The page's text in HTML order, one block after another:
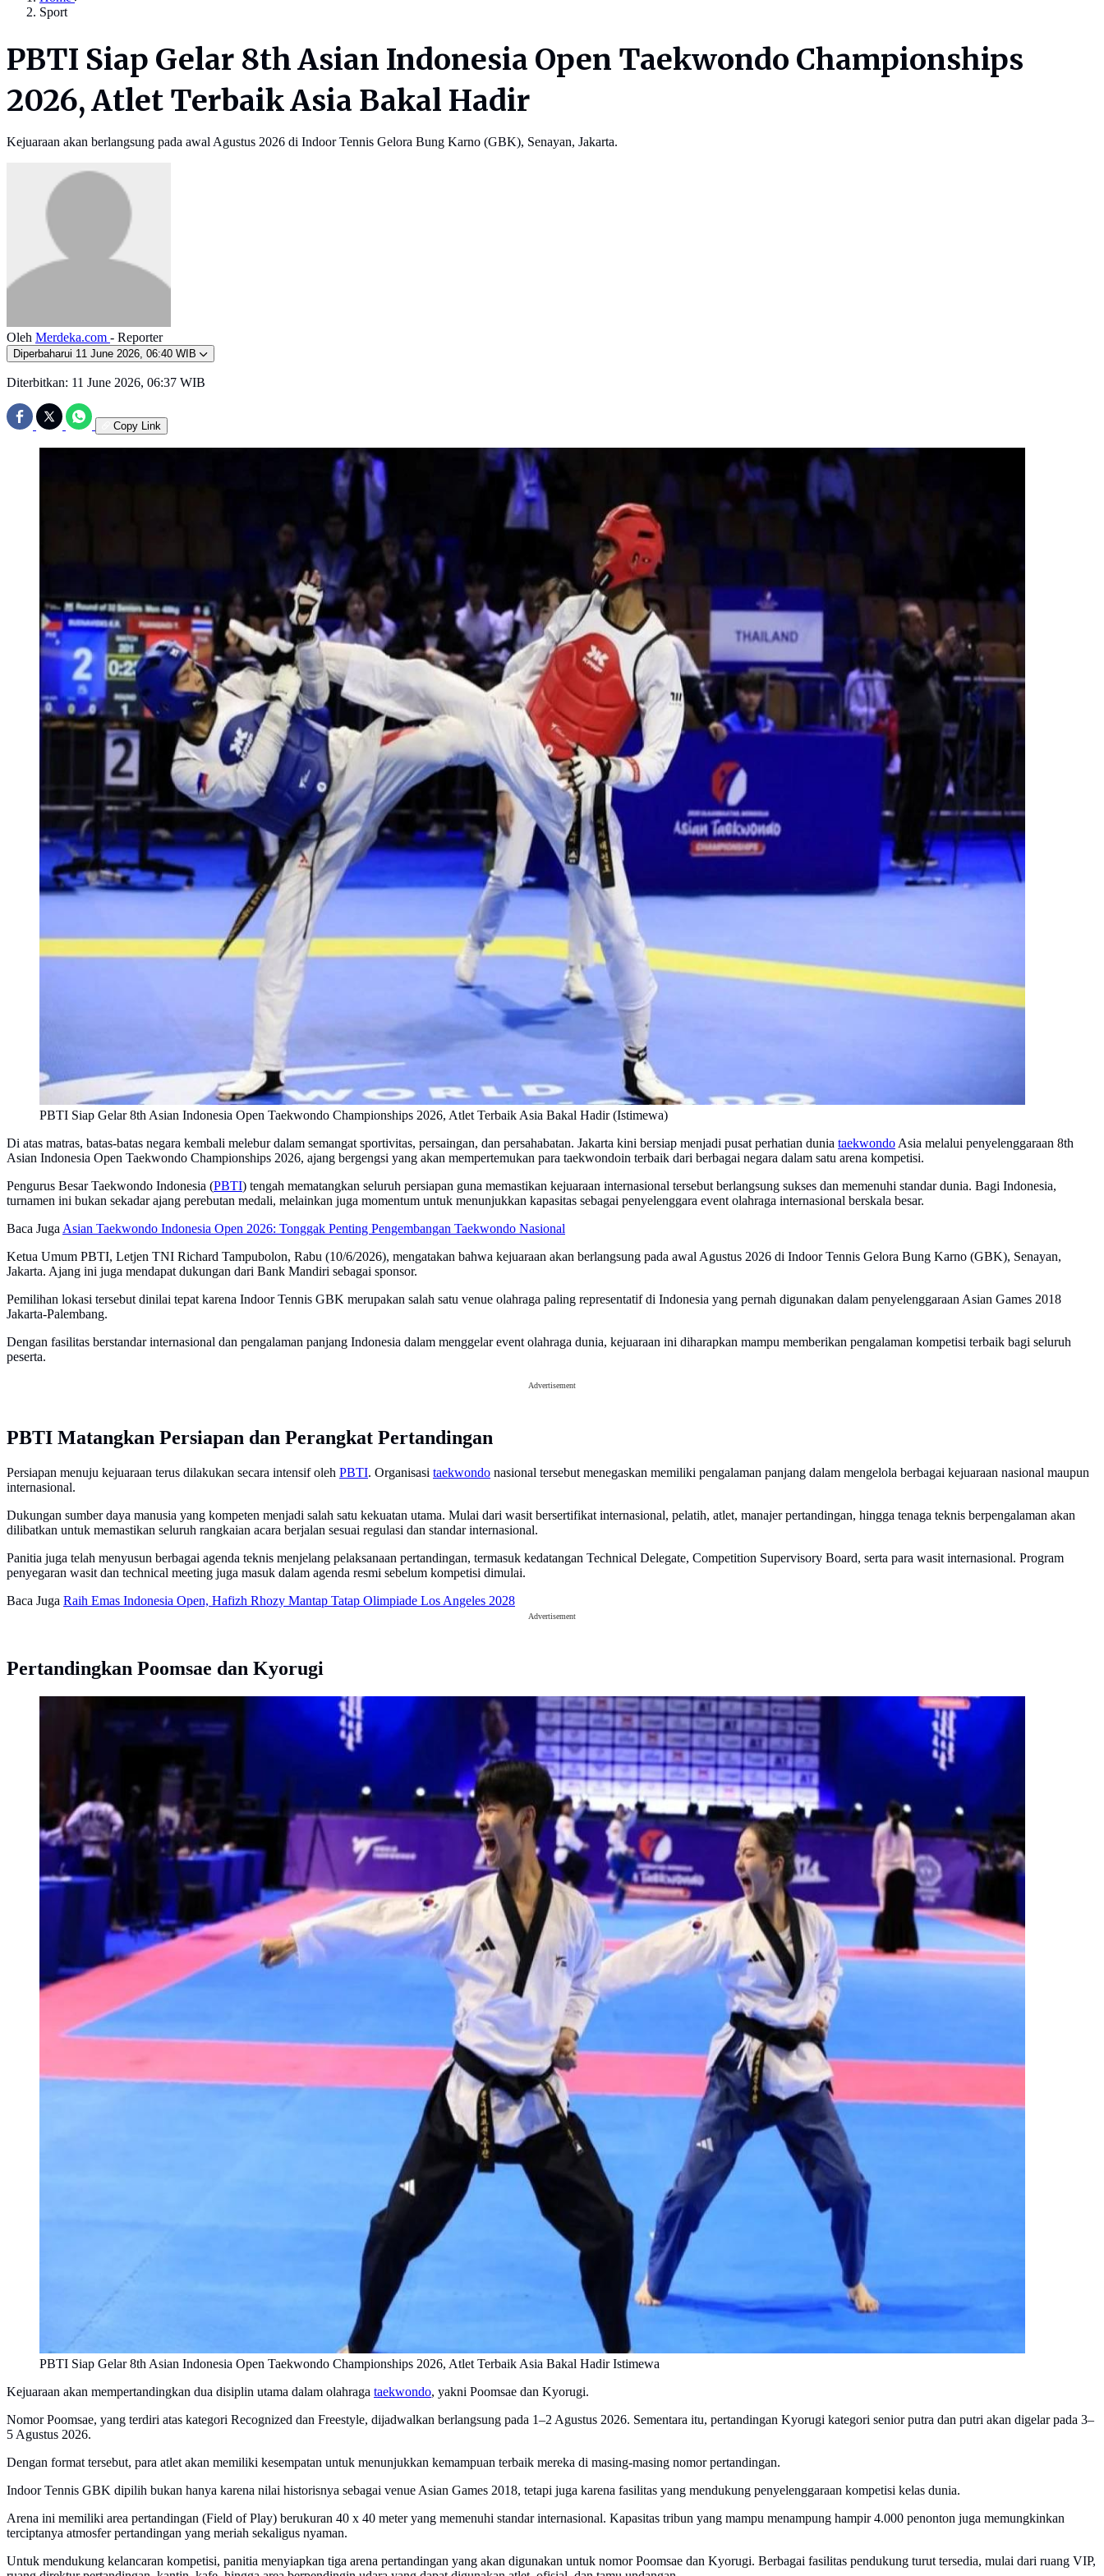
Sport
PBTI Siap Gelar 8th Asian Indonesia Open Taekwondo Championships
2026, Atlet Terbaik Asia Bakal Hadir
Kejuaraan akan berlangsung pada awal Agustus 2026 di Indoor Tennis Gelora Bung Karno (GBK), Senayan, Jakarta.
Oleh Merdeka.com - Reporter
Diperbaharui 11 June 2026, 06:40 WIB
Diterbitkan: 11 June 2026, 06:37 WIB
Copy Link
PBTI Siap Gelar 8th Asian Indonesia Open Taekwondo Championships 2026, Atlet Terbaik Asia Bakal Hadir (Istimewa)
Di atas matras, batas-batas negara kembali melebur dalam semangat sportivitas, persaingan, dan persahabatan. Jakarta kini bersiap menjadi pusat perhatian dunia taekwondo Asia melalui penyelenggaraan 8th
Asian Indonesia Open Taekwondo Championships 2026, ajang bergengsi yang akan mempertemukan para taekwondoin terbaik dari berbagai negara dalam satu arena kompetisi.
Pengurus Besar Taekwondo Indonesia (PBTI) tengah mematangkan seluruh persiapan guna memastikan kejuaraan internasional tersebut berlangsung sukses dan memenuhi standar dunia. Bagi Indonesia,
turnamen ini bukan sekadar ajang perebutan medali, melainkan juga momentum untuk menunjukkan kapasitas sebagai penyelenggara event olahraga internasional berskala besar.
Baca Juga Asian Taekwondo Indonesia Open 2026: Tonggak Penting Pengembangan Taekwondo Nasional
Ketua Umum PBTI, Letjen TNI Richard Tampubolon, Rabu (10/6/2026), mengatakan bahwa kejuaraan akan berlangsung pada awal Agustus 2026 di Indoor Tennis Gelora Bung Karno (GBK), Senayan,
Jakarta. Ajang ini juga mendapat dukungan dari Bank Mandiri sebagai sponsor.
Pemilihan lokasi tersebut dinilai tepat karena Indoor Tennis GBK merupakan salah satu venue olahraga paling representatif di Indonesia yang pernah digunakan dalam penyelenggaraan Asian Games 2018
Jakarta-Palembang.
Dengan fasilitas berstandar internasional dan pengalaman panjang Indonesia dalam menggelar event olahraga dunia, kejuaraan ini diharapkan mampu memberikan pengalaman kompetisi terbaik bagi seluruh
peserta.
Advertisement
PBTI Matangkan Persiapan dan Perangkat Pertandingan
Persiapan menuju kejuaraan terus dilakukan secara intensif oleh PBTI. Organisasi taekwondo nasional tersebut menegaskan memiliki pengalaman panjang dalam mengelola berbagai kejuaraan nasional maupun
internasional.
Dukungan sumber daya manusia yang kompeten menjadi salah satu kekuatan utama. Mulai dari wasit bersertifikat internasional, pelatih, atlet, manajer pertandingan, hingga tenaga teknis berpengalaman akan
dilibatkan untuk memastikan seluruh rangkaian acara berjalan sesuai regulasi dan standar internasional.
Panitia juga telah menyusun berbagai agenda teknis menjelang pelaksanaan pertandingan, termasuk kedatangan Technical Delegate, Competition Supervisory Board, serta para wasit internasional. Program
penyegaran wasit dan technical meeting juga masuk dalam agenda resmi sebelum kompetisi dimulai.
Baca Juga Raih Emas Indonesia Open, Hafizh Rhozy Mantap Tatap Olimpiade Los Angeles 2028
Advertisement
Pertandingkan Poomsae dan Kyorugi
PBTI Siap Gelar 8th Asian Indonesia Open Taekwondo Championships 2026, Atlet Terbaik Asia Bakal Hadir Istimewa
Kejuaraan akan mempertandingkan dua disiplin utama dalam olahraga taekwondo, yakni Poomsae dan Kyorugi.
Nomor Poomsae, yang terdiri atas kategori Recognized dan Freestyle, dijadwalkan berlangsung pada 1–2 Agustus 2026. Sementara itu, pertandingan Kyorugi kategori senior putra dan putri akan digelar pada 3–
5 Agustus 2026.
Dengan format tersebut, para atlet akan memiliki kesempatan untuk menunjukkan kemampuan terbaik mereka di masing-masing nomor pertandingan.
Indoor Tennis GBK dipilih bukan hanya karena nilai historisnya sebagai venue Asian Games 2018, tetapi juga karena fasilitas yang mendukung penyelenggaraan kompetisi kelas dunia.
Arena ini memiliki area pertandingan (Field of Play) berukuran 40 x 40 meter yang memenuhi standar internasional. Kapasitas tribun yang mampu menampung hampir 4.000 penonton juga memungkinkan
terciptanya atmosfer pertandingan yang meriah sekaligus nyaman.
Untuk mendukung kelancaran kompetisi, panitia menyiapkan tiga arena pertandingan yang akan digunakan untuk nomor Poomsae dan Kyorugi. Berbagai fasilitas pendukung turut tersedia, mulai dari ruang VIP,